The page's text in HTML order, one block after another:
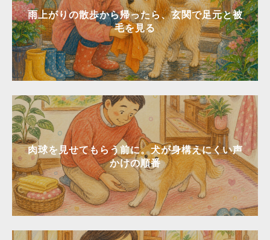
雨上がりの散歩から帰ったら、玄関で足元と被
毛を見る
肉球を見せてもらう前に。犬が身構えにくい声
かけの順番